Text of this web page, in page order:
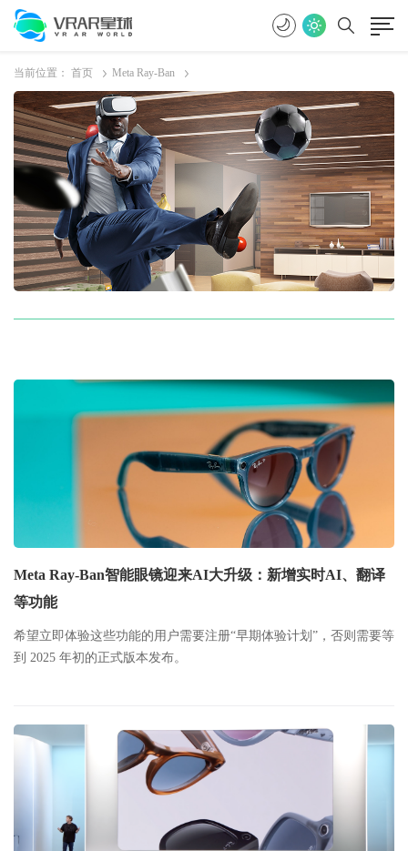
当前位置： 首页 Meta Ray-Ban
Meta Ray-Ban智能眼镜迎来AI大升级：新增实时AI、翻译
等功能
希望立即体验这些功能的用户需要注册“早期体验计划”，否则需要等
到 2025 年初的正式版本发布。